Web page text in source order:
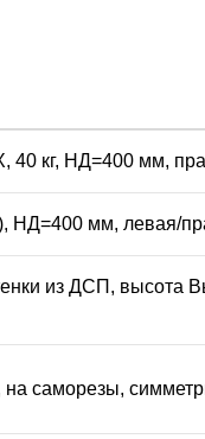
40 кг, НД=400 мм,
НД=400 мм, левая/
из ДСП,
на саморезы,